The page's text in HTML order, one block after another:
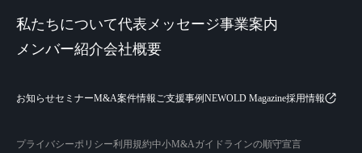
私たちについて代表メッセージ事業案内
メンバー紹介会社概要
お知らせセミナーM&A案件情報 ご支援事例NEWOLD Magazine採用情報
プライバシーポリシー利用規約中小M&Aガイドラインの順守宣言